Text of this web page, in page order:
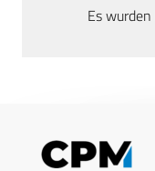
Es